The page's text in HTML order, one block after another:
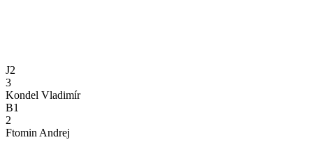
J2
3
Kondel Vladimír
B1
2
Ftomin Andrej